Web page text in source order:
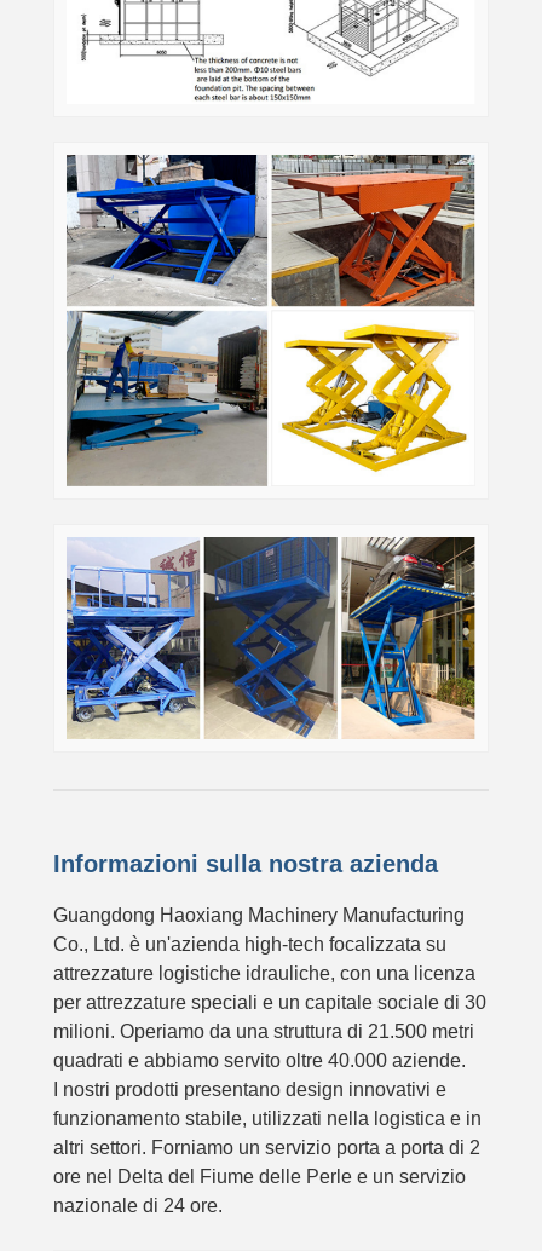
Informazioni sulla nostra azienda
Guangdong Haoxiang Machinery Manufacturing
Co., Ltd. è un'azienda high-tech focalizzata su
attrezzature logistiche idrauliche, con una licenza
per attrezzature speciali e un capitale sociale di 30
milioni. Operiamo da una struttura di 21.500 metri
quadrati e abbiamo servito oltre 40.000 aziende.
I nostri prodotti presentano design innovativi e
funzionamento stabile, utilizzati nella logistica e in
altri settori. Forniamo un servizio porta a porta di 2
ore nel Delta del Fiume delle Perle e un servizio
nazionale di 24 ore.